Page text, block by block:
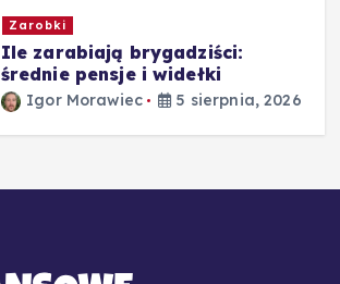
Zarobki
Ile zarabiają brygadziści:
średnie pensje i widełki
Igor Morawiec 5 sierpnia, 2026